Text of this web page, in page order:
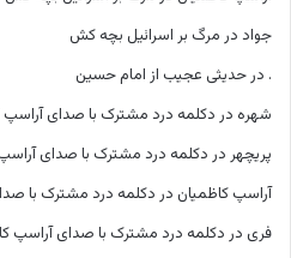
جواد در مرگ بر اسرائیل بچه کش
. در حدیثی عجیب از امام حسین
شهره در دکلمه درد مشترک با صدای آراسپ
پریچهر در دکلمه درد مشترک با صدای
آراسپ کاظمیان در دکلمه درد مشترک با
فری در دکلمه درد مشترک با صدای آراسپ